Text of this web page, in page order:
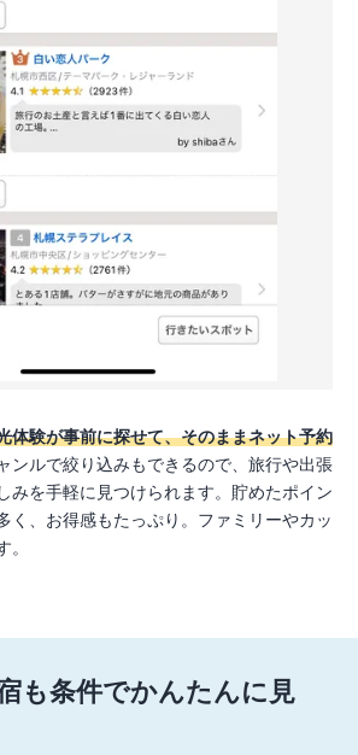
体験が事前に探せて、そのままネット予約
ンルで絞り込みもできるので、旅行や出張
みを手軽に見つけられます。貯めたポイン
く、お得感もたっぷり。ファミリーやカッ
。
も条件でかんたんに見